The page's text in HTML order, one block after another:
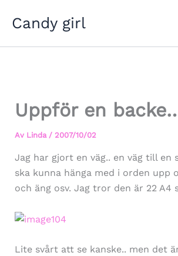
Candy girl
Uppför en
Av Linda / 2007/10/02
Jag har gjort en väg.. en väg till en
ska kunna hänga med i orden upp
och äng osv. Jag tror den är 22 A4
Lite svårt att se kanske.. men det